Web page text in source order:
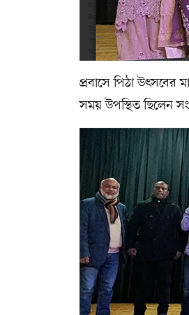
প্রবাসে পিঠা উৎসবের
সময় উপস্থিত ছিলেন